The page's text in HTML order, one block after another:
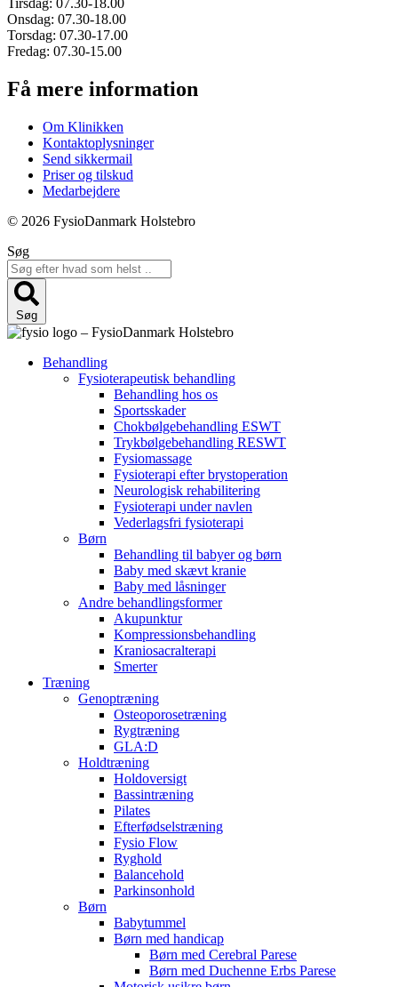
Onsdag: 07.30-18.00
Torsdag: 07.30-17.00
Fredag: 07.30-15.00
Få mere information
Om Klinikken
Kontaktoplysninger
Send sikkermail
Priser og tilskud
Medarbejdere
© 2026 FysioDanmark Holstebro
Søg
Søg
Behandling
Fysioterapeutisk behandling
Behandling hos os
Sportsskader
Chokbølgebehandling ESWT
Trykbølgebehandling RESWT
Fysiomassage
Fysioterapi efter brystoperation
Neurologisk rehabilitering
Fysioterapi under navlen
Vederlagsfri fysioterapi
Børn
Behandling til babyer og børn
Baby med skævt kranie
Baby med låsninger
Andre behandlingsformer
Akupunktur
Kompressionsbehandling
Kraniosacralterapi
Smerter
Træning
Genoptræning
Osteoporosetræning
Rygtræning
GLA:D
Holdtræning
Holdoversigt
Bassintræning
Pilates
Efterfødselstræning
Fysio Flow
Ryghold
Balancehold
Parkinsonhold
Børn
Babytummel
Børn med handicap
Børn med Cerebral Parese
Børn med Duchenne Erbs Parese